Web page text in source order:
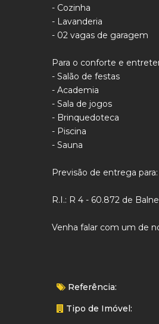
- Cozinha
- Lavanderia
- 02 vagas de garagem
Para o conforte e
- Salão de festas
- Academia
- Sala de jogos
- Brinquedoteca
- Piscina
- Sauna
Previsão de entrega
R.I.: R 4 - 60.872 de
Venha falar com um de
Referência:
Tipo de Imóvel: